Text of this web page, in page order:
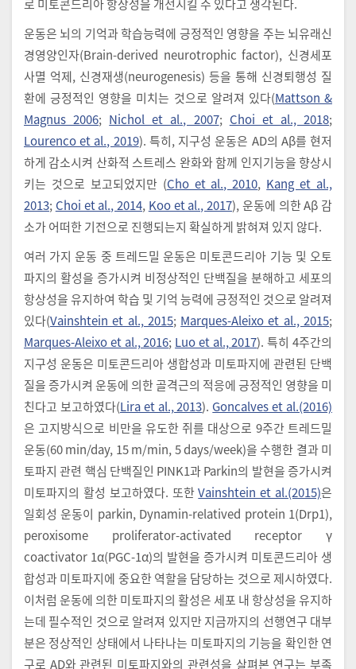
로 미토콘드리아 항상성을 개선시킬 수 있다고 생각된다.
운동은 뇌의 기억과 학습능력에 긍정적인 영향을 주는 뇌유래신
경영양인자(Brain-derived neurotrophic factor), 신경세포
사멸 억제, 신경재생(neurogenesis) 등을 통해 신경퇴행성 질
환에 긍정적인 영향을 미치는 것으로 알려져 있다(Mattson &
Magnus 2006; Nichol et al., 2007; Choi et al., 2018;
Lourenco et al., 2019). 특히, 지구성 운동은 AD의 Aβ를 현저
하게 감소시켜 산화적 스트레스 완화와 함께 인지기능을 향상시
키는 것으로 보고되었지만 (Cho et al., 2010, Kang et al.,
2013; Choi et al., 2014, Koo et al., 2017), 운동에 의한 Aβ 감
소가 어떠한 기전으로 진행되는지 확실하게 밝혀져 있지 않다.
여러 가지 운동 중 트레드밀 운동은 미토콘드리아 기능 및 오토
파지의 활성을 증가시켜 비정상적인 단백질을 분해하고 세포의
항상성을 유지하여 학습 및 기억 능력에 긍정적인 것으로 알려져
있다(Vainshtein et al., 2015; Marques-Aleixo et al., 2015;
Marques-Aleixo et al., 2016; Luo et al., 2017). 특히 4주간의
지구성 운동은 미토콘드리아 생합성과 미토파지에 관련된 단백
질을 증가시켜 운동에 의한 골격근의 적응에 긍정적인 영향을 미
친다고 보고하였다(Lira et al., 2013). Goncalves et al.(2016)
은 고지방식으로 비만을 유도한 쥐를 대상으로 9주간 트레드밀
운동(60 min/day, 15 m/min, 5 days/week)을 수행한 결과 미
토파지 관련 핵심 단백질인 PINK1과 Parkin의 발현을 증가시켜
미토파지의 활성 보고하였다. 또한Vainshtein et al.(2015)은
일회성 운동이 parkin, Dynamin-relatived protein 1(Drp1),
peroxisome proliferator-activated receptor γ
coactivator 1α(PGC-1α)의 발현을 증가시켜 미토콘드리아 생
합성과 미토파지에 중요한 역할을 담당하는 것으로 제시하였다.
이처럼 운동에 의한 미토파지의 활성은 세포 내 항상성을 유지하
는데 필수적인 것으로 알려져 있지만 지금까지의 선행연구 대부
분은 정상적인 상태에서 나타나는 미토파지의 기능을 확인한 연
구로 AD와 관련된 미토파지와의 관련성을 살펴본 연구는 부족